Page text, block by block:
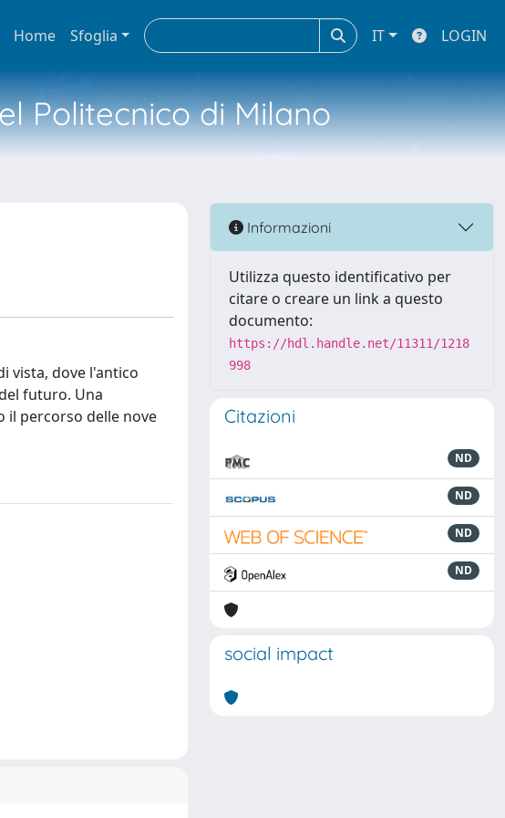
Home Sfoglia IT LOGIN
Politecnico di Milano
vista, dove l'antico
futuro. Una
il percorso delle nove
Informazioni
Utilizza questo identificativo per
citare o creare un link a questo
documento:
https://hdl.handle.net/11311/1218
998
Citazioni
ND
ND
ND
ND
social impact